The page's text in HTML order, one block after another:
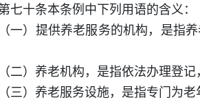
七十条本条例中下列用语的含义：
（一）提供养老服务的机构，是指
（二）养老机构，是指依法办理登
（三）养老服务设施，是指专门为